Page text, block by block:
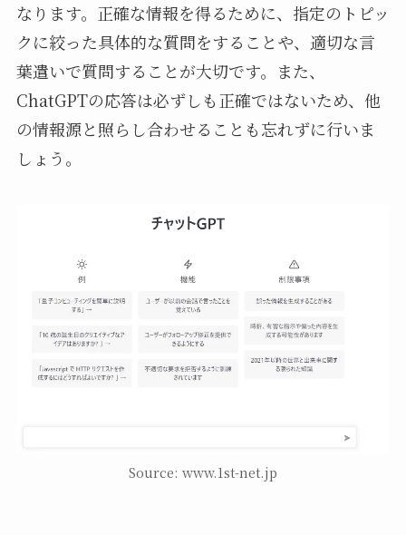
なります。正確な情報を得るために、指定のトピッ
クに絞った具体的な質問をすることや、適切な言
葉遣いで質問することが大切です。また、
ChatGPTの応答は必ずしも正確ではないため、他
の情報源と照らし合わせることも忘れずに行いま
しょう。
Source: www.1st-net.jp